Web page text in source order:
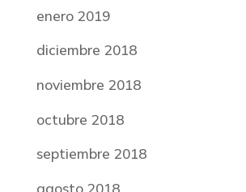
enero 2019
diciembre 2018
noviembre 2018
octubre 2018
septiembre 2018
agosto 2018